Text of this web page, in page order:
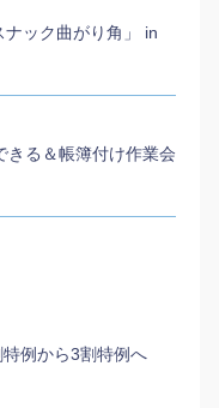
ナック曲がり角」 in
る＆帳簿付け作業会
例から3割特例へ